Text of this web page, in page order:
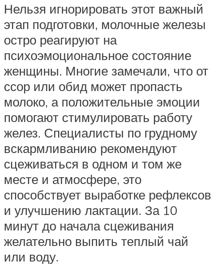
Нельзя игнорировать этот важный
этап подготовки, молочные железы
остро реагируют на
психоэмоциональное состояние
женщины. Многие замечали, что от
ссор или обид может пропасть
молоко, а положительные эмоции
помогают стимулировать работу
желез. Специалисты по грудному
вскармливанию рекомендуют
сцеживаться в одном и том же
месте и атмосфере, это
способствует выработке рефлексов
и улучшению лактации. За 10
минут до начала сцеживания
желательно выпить теплый чай
или воду.